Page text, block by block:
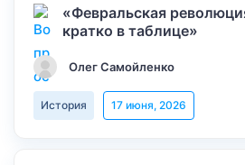
«Февральская
кратко в таблице»
Олег Самойленко
История 17 июня, 2026